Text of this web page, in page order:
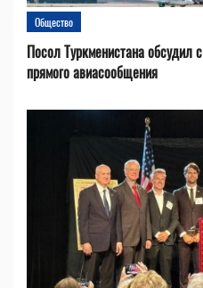
Общество
Посол Туркменистана обсудил
прямого авиасообщения